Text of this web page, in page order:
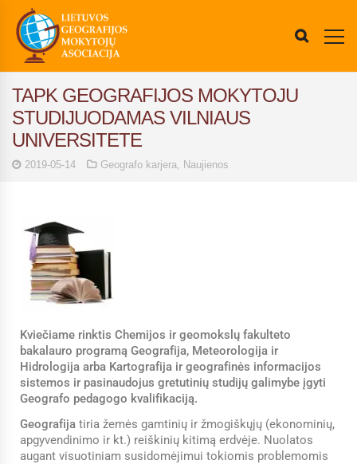
TAPK GEOGRAFIJOS MOKYTOJU
STUDIJUODAMAS VILNIAUS
UNIVERSITETE
2019-05-14 Geografo karjera, Naujienos
Kviečiame rinktis Chemijos ir geomokslų fakulteto
bakalauro programą Geografija, Meteorologija ir
Hidrologija arba Kartografija ir geografinės informacijos
sistemos ir pasinaudojus gretutinių studijų galimybe įgyti
Geografo pedagogo kvalifikaciją.
Geografija tiria žemės gamtinių ir žmogiškųjų (ekonominių,
apgyvendinimo ir kt.) reiškinių kitimą erdvėje. Nuolatos
augant visuotiniam susidomėjimui tokiomis problemomis